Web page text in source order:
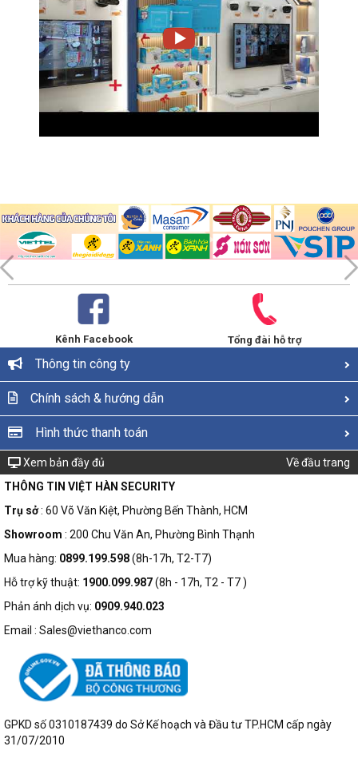
Kênh Facebook Tổng đài hỗ trợ
Thông tin công ty
Chính sách & hướng dẫn
Hình thức thanh toán
Xem bản đầy đủ
Về đầu trang
THÔNG TIN VIỆT HÀN SECURITY
Trụ sở: 60 Võ Văn Kiệt, Phường Bến Thành, HCM
Showroom : 200 Chu Văn An, Phường Bình Thạnh
Mua hàng: 0899.199.598(8h-17h, T2-T7)
Hỗ trợ kỹ thuật: 1900.099.987(8h - 17h, T2 - T7 )
Phản ánh dịch vụ: 0909.940.023
Email : Sales@viethanco.com
GPKD số 0310187439 do Sở Kế hoạch và Đầu tư TP.HCM cấp ngày
31/07/2010